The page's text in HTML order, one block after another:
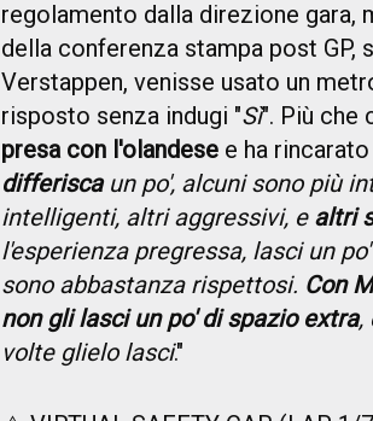
regolamento dalla direzione gara,
della conferenza stampa post
Verstappen, venisse usato un
risposto senza indugi "Sì". Più che
presa con l'olandese e ha
differiscaun po', alcuni sono più
intelligenti, altri aggressivi, e altri
l'esperienza pregressa, lasci un
sono abbastanza rispettosi. Con
non gli lasci un po' di spazio extra,
volte glielo lasci."